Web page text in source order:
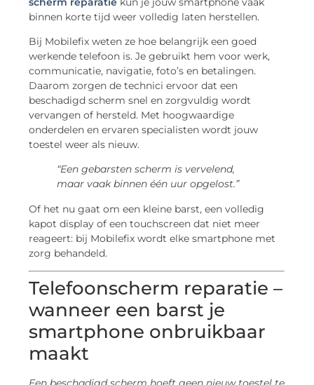
binnen korte tijd weer volledig laten herstellen.
Bij Mobilefix weten ze hoe belangrijk een goed
werkende telefoon is. Je gebruikt hem voor werk,
communicatie, navigatie, foto’s en betalingen.
Daarom zorgen de technici ervoor dat een
beschadigd scherm snel en zorgvuldig wordt
vervangen of hersteld. Met hoogwaardige
onderdelen en ervaren specialisten wordt jouw
toestel weer als nieuw.
“Een gebarsten scherm is vervelend,
maar vaak binnen één uur opgelost.”
Of het nu gaat om een kleine barst, een volledig
kapot display of een touchscreen dat niet meer
reageert: bij Mobilefix wordt elke smartphone met
zorg behandeld.
Telefoonscherm reparatie –
wanneer een barst je
smartphone onbruikbaar
maakt